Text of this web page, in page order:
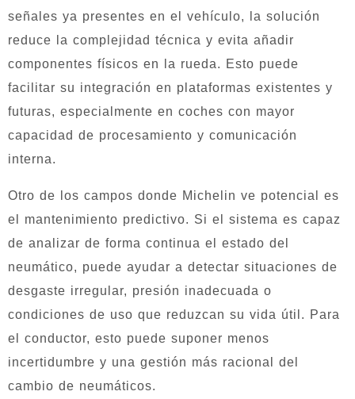
señales ya presentes en el vehículo, la solución
reduce la complejidad técnica y evita añadir
componentes físicos en la rueda. Esto puede
facilitar su integración en plataformas existentes y
futuras, especialmente en coches con mayor
capacidad de procesamiento y comunicación
interna.
Otro de los campos donde Michelin ve potencial es
el mantenimiento predictivo. Si el sistema es capaz
de analizar de forma continua el estado del
neumático, puede ayudar a detectar situaciones de
desgaste irregular, presión inadecuada o
condiciones de uso que reduzcan su vida útil. Para
el conductor, esto puede suponer menos
incertidumbre y una gestión más racional del
cambio de neumáticos.